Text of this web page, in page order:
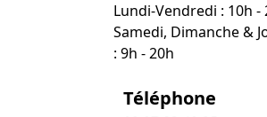
Lundi-Vendredi : 10h -
Samedi, Dimanche &
: 9h - 20h
Téléphone